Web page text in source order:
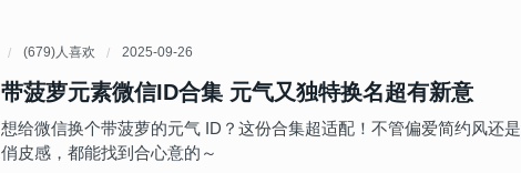
(679)人喜欢 2025-09-26
带菠萝元素微信ID合集 元气又独特换名超有新意
想给微信换个带菠萝的元气 ID？这份合集超适配！不管偏爱简约风还是
俏皮感，都能找到合心意的～